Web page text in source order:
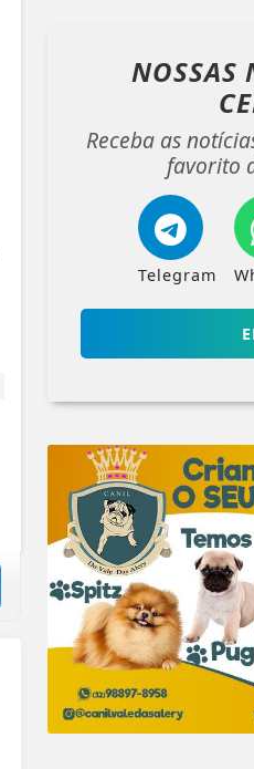
NOSSAS
Receba as
favorito
Telegram